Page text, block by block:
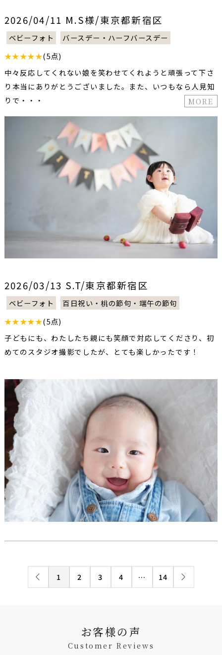
2026/04/11 M.S様/東京都新宿区
ベビーフォト
バースデー・ハーフバースデー
★★★★★(5点)
中々反応してくれない娘を笑わせてくれようと頑張って下さ
り本当にありがとうございました。また、いつもなら人見知
りで・・・
MORE
2026/03/13 S.T/東京都新宿区
ベビーフォト
百日祝い・桃の節句・端午の節句
★★★★★(5点)
子どもにも、わたしたち親にも笑顔で対応してくださり、初
めてのスタジオ撮影でしたが、とても楽しかったです！
1 2 3 4 … 14
お客様の声
Customer Reviews